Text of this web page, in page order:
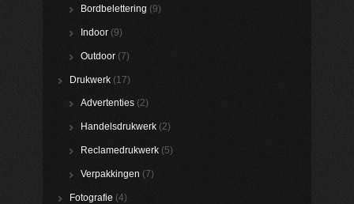
Bordbelettering (9)
Indoor (9)
Outdoor (7)
Drukwerk (17)
Advertenties (2)
Handelsdrukwerk (2)
Reclamedrukwerk (5)
Verpakkingen (7)
Fotografie (4)